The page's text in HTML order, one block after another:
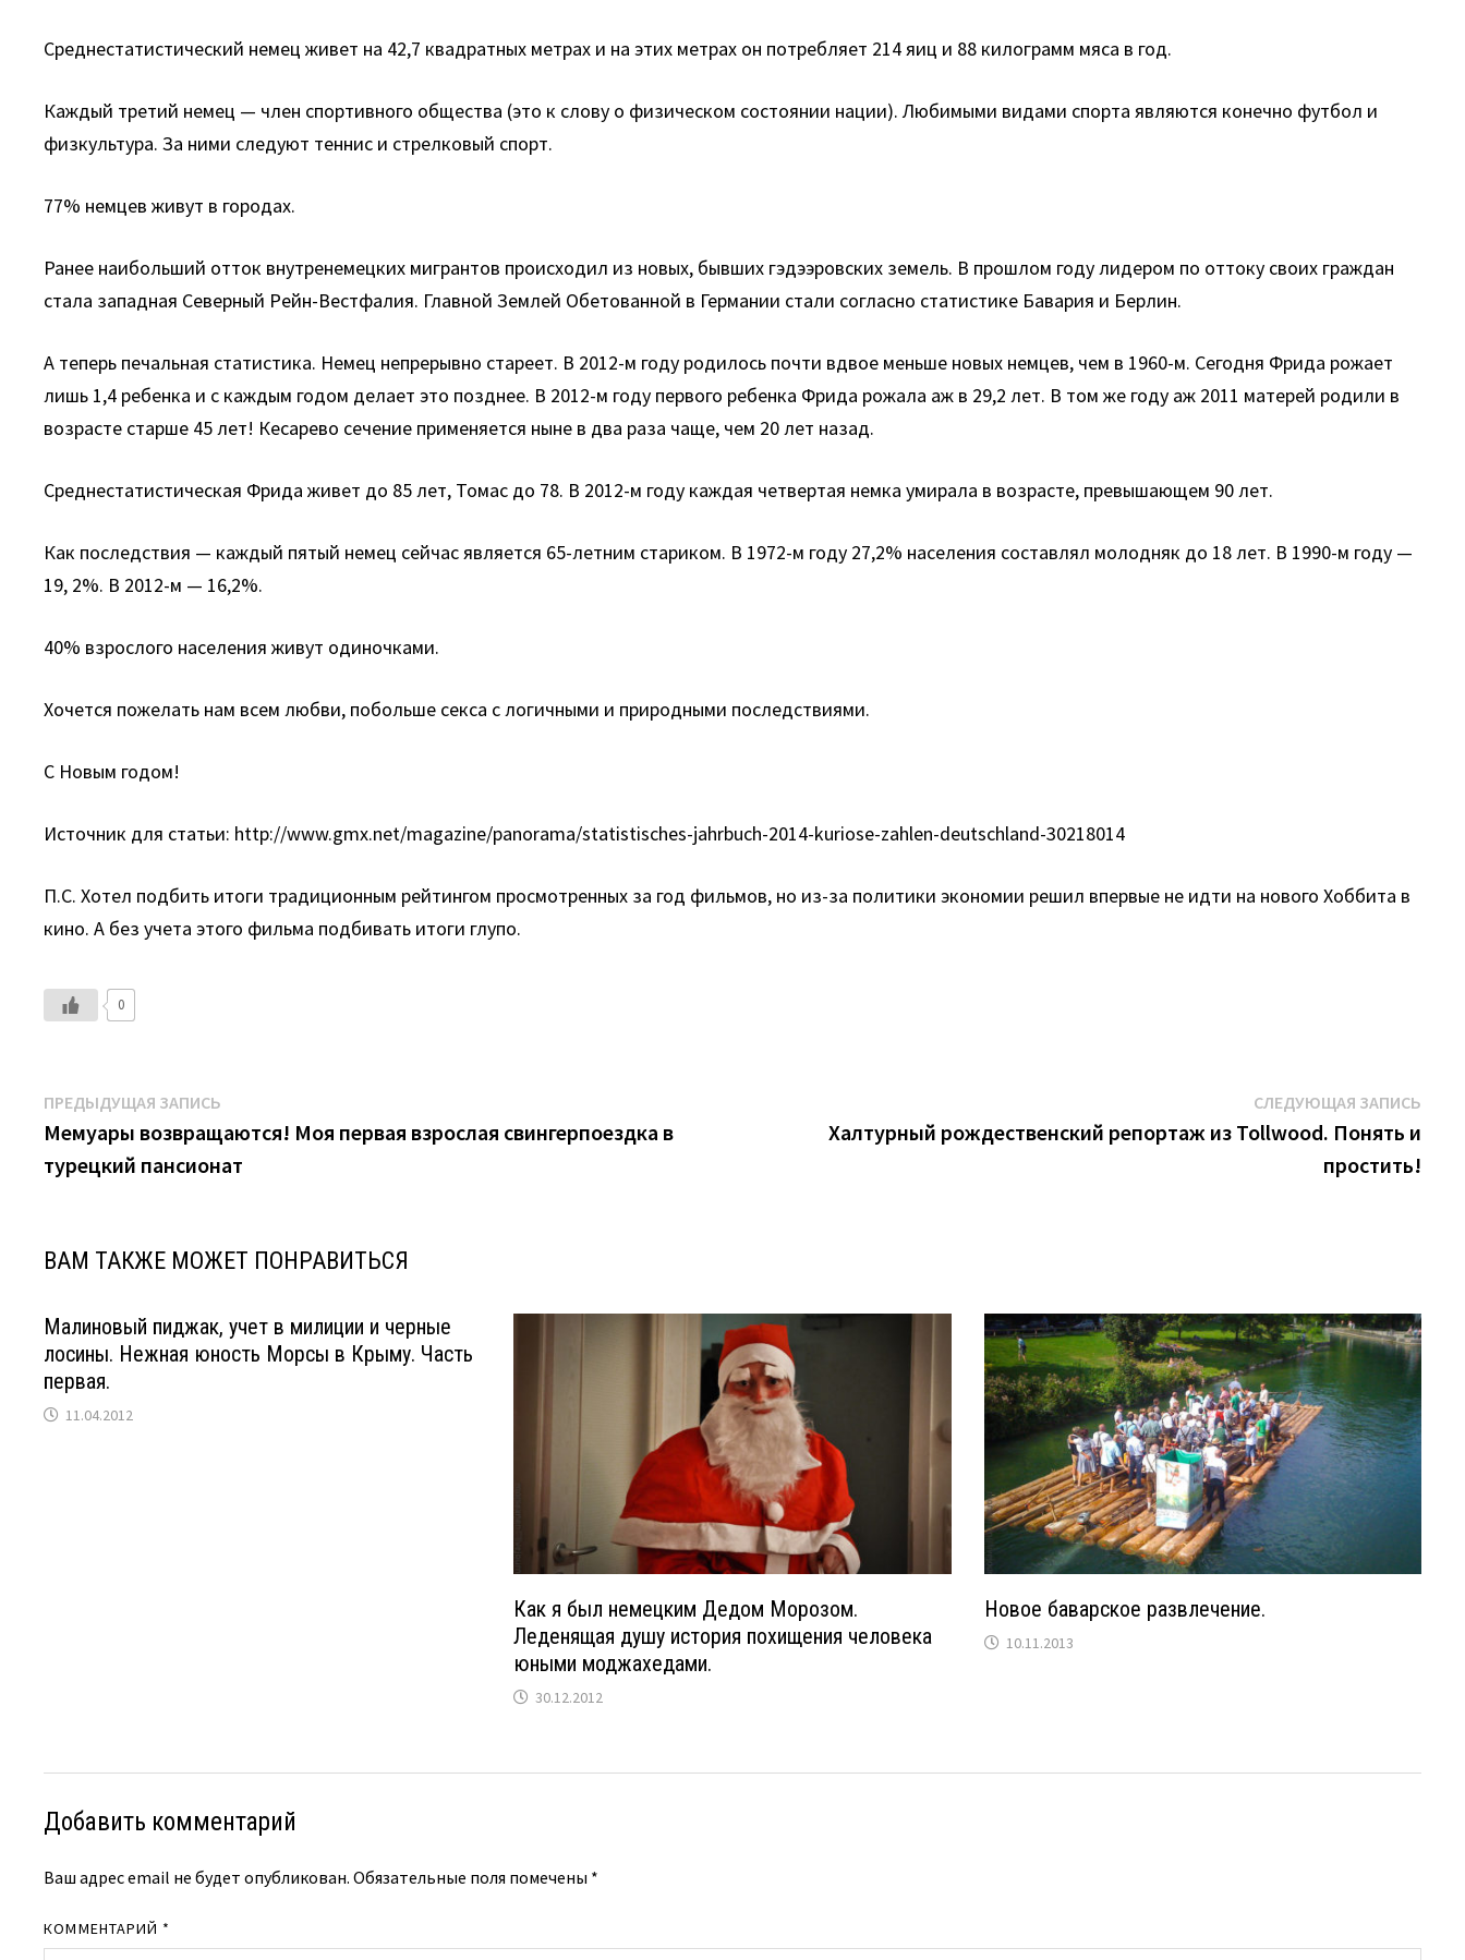
Среднестатистический немец живет на 42,7 квадратных метрах и на этих метрах он потребляет 214 яиц и 88 килограмм мяса в год.
Каждый третий немец — член спортивного общества (это к слову о физическом состоянии нации). Любимыми видами спорта являются конечно футбол и
физкультура. За ними следуют теннис и стрелковый спорт.
77% немцев живут в городах.
Ранее наибольший отток внутренемецких мигрантов происходил из новых, бывших гэдээровских земель. В прошлом году лидером по оттоку своих граждан
стала западная Северный Рейн-Вестфалия. Главной Землей Обетованной в Германии стали согласно статистике Бавария и Берлин.
А теперь печальная статистика. Немец непрерывно стареет. В 2012-м году родилось почти вдвое меньше новых немцев, чем в 1960-м. Сегодня Фрида рожает
лишь 1,4 ребенка и с каждым годом делает это позднее. В 2012-м году первого ребенка Фрида рожала аж в 29,2 лет. В том же году аж 2011 матерей родили в
возрасте старше 45 лет! Кесарево сечение применяется ныне в два раза чаще, чем 20 лет назад.
Среднестатистическая Фрида живет до 85 лет, Томас до 78. В 2012-м году каждая четвертая немка умирала в возрасте, превышающем 90 лет.
Как последствия — каждый пятый немец сейчас является 65-летним стариком. В 1972-м году 27,2% населения составлял молодняк до 18 лет. В 1990-м году —
19, 2%. В 2012-м — 16,2%.
40% взрослого населения живут одиночками.
Хочется пожелать нам всем любви, побольше секса с логичными и природными последствиями.
С Новым годом!
Источник для статьи: http://www.gmx.net/magazine/panorama/statistisches-jahrbuch-2014-kuriose-zahlen-deutschland-30218014
П.С. Хотел подбить итоги традиционным рейтингом просмотренных за год фильмов, но из-за политики экономии решил впервые не идти на нового Хоббита в
кино. А без учета этого фильма подбивать итоги глупо.
0
Навигация
по
записям
ПРЕДЫДУЩАЯ ЗАПИСЬ
запись:
Мемуары возвращаются! Моя первая взрослая свингерпоездка в
турецкий пансионат
СЛЕДУЮЩАЯ ЗАПИСЬ
Халтурный рождественский репортаж из Tollwood. Понять и
простить!
ВАМ ТАКЖЕ МОЖЕТ ПОНРАВИТЬСЯ
Малиновый пиджак, учет в милиции и черные
лосины. Нежная юность Морсы в Крыму. Часть
первая.
11.04.2012
Как я был немецким Дедом Морозом.
Леденящая душу история похищения человека
юными моджахедами.
30.12.2012
Новое баварское развлечение.
10.11.2013
Добавить комментарий
Ваш адрес email не будет опубликован. Обязательные поля помечены *
КОММЕНТАРИЙ *